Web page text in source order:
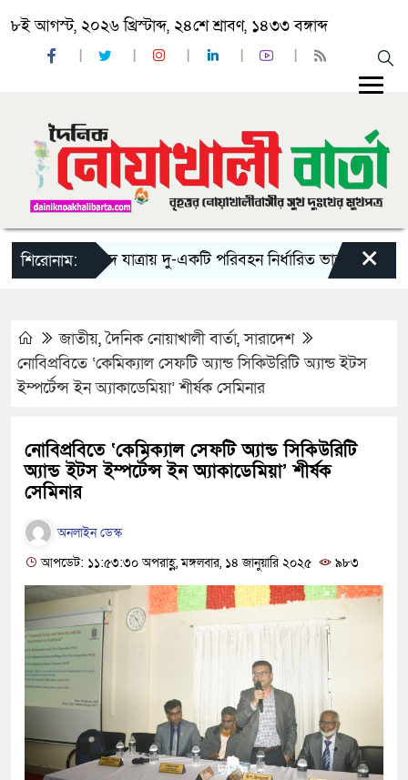
৮ই আগস্ট, ২০২৬ খ্রিস্টাব্দ, ২৪শে শ্রাবণ, ১৪৩৩ বঙ্গাব্দ
শিরোনাম:‘ঈদ যাত্রায় দু-একটি পরিবহন নির্ধারিত ভাড়ার চেয়েও কম
×
জাতীয়,দৈনিক নোয়াখালী বার্তা,সারাদেশ
নোবিপ্রবিতে ‘কেমিক্যাল সেফটি অ্যান্ড সিকিউরিটি অ্যান্ড ইটস
ইম্পর্টেন্স ইন অ্যাকাডেমিয়া’ শীর্ষক সেমিনার
নোবিপ্রবিতে ‘কেমিক্যাল সেফটি অ্যান্ড সিকিউরিটি
অ্যান্ড ইটস ইম্পর্টেন্স ইন অ্যাকাডেমিয়া’ শীর্ষক
সেমিনার
অনলাইন ডেস্ক
আপডেট: ১১:৫৩:৩০ অপরাহ্ণ, মঙ্গলবার, ১৪ জানুয়ারি ২০২৫
৯৮৩